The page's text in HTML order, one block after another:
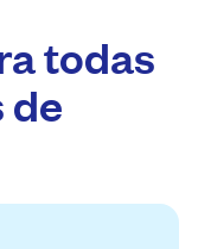
todas
de